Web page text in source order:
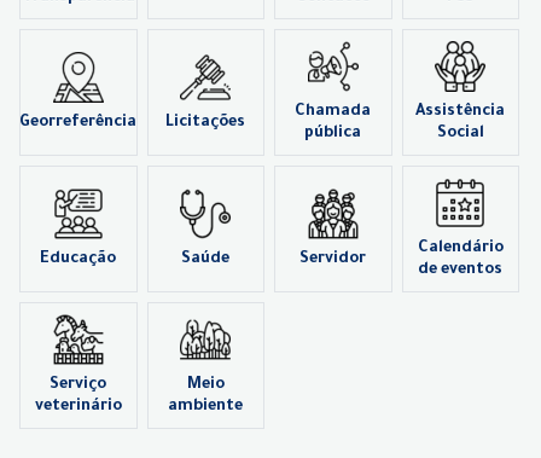
Georreferência Licitações
Chamada
pública
Assistência
Social
Educação Saúde Servidor
Calendário
de eventos
Serviço
veterinário
Meio
ambiente